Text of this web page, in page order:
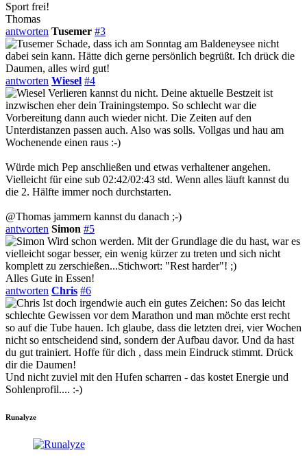
Sport frei!
Thomas
antworten Tusemer #3
Schade, dass ich am Sonntag am Baldeneysee nicht
dabei sein kann. Hätte dich gerne persönlich begrüßt. Ich drück die
Daumen, alles wird gut!
antworten Wiesel #4
Verlieren kannst du nicht. Deine aktuelle Bestzeit ist
inzwischen eher dein Trainingstempo. So schlecht war die
Vorbereitung dann auch wieder nicht. Die Zeiten auf den
Unterdistanzen passen auch. Also was solls. Vollgas und hau am
Wochenende einen raus :-)
Würde mich Pep anschließen und etwas verhaltener angehen.
Vielleicht für eine sub 02:42/02:43 std. Wenn alles läuft kannst du
die 2. Hälfte immer noch durchstarten.
@Thomas jammern kannst du danach ;-)
antworten Simon #5
Wird schon werden. Mit der Grundlage die du hast, war es
vielleicht sogar besser, ein wenig kürzer zu treten und sich nicht
komplett zu zerschießen...Stichwort: "Rest harder"! ;)
Alles Gute in Essen!
antworten Chris #6
Ist doch irgendwie auch ein gutes Zeichen: So das leicht
schlechte Gewissen vor dem Marathon und man möchte erst recht
so auf die Tube hauen. Ich glaube, dass die letzten drei, vier Wochen
nicht so entscheidend sind, sondern der Aufbau davor. Und da hast
du gut trainiert. Hoffe für dich , dass mein Eindruck stimmt. Drück
dir die Daumen!
Und nicht zuviel mit den Hufen scharren - das kostet Energie und
Sohlenprofil.... :-)
Runalyze